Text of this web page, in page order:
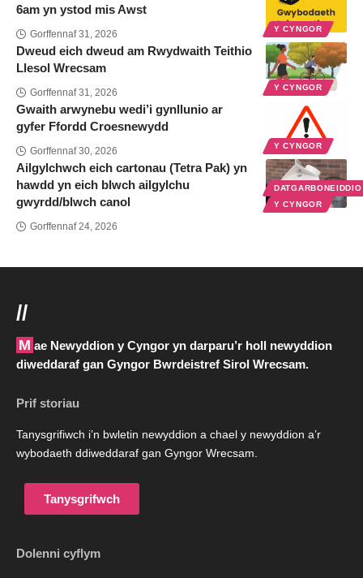
Y CYNGOR
6am yn ystod mis Awst
Gorffennaf 31, 2026
Y CYNGOR
Dweud eich dweud am Rwydwaith Teithio
Llesol Wrecsam
Gorffennaf 31, 2026
Y CYNGOR
Gwaith arwynebu wedi’i gynllunio ar
gyfer Ffordd Croesnewydd
Gorffennaf 30, 2026
Y CYNGOR
Ailgylchwch eich cartonau (Tetra Pak) yn
hawdd yn eich blwch ailgylchu
gwyrdd/blwch canol
Gorffennaf 24, 2026
//
Mae Newyddion y Cyngor yn darparu’r holl newyddion
diweddaraf gan Gyngor Bwrdeistref Sirol Wrecsam.
Prif storiau
Tanysgrifiwch i’n bwletin newyddion a chael y newyddion a’r
wybodaeth ddiweddaraf gan Gyngor Wrecsam.
Tanysgrifwch
Dolenni cyflym